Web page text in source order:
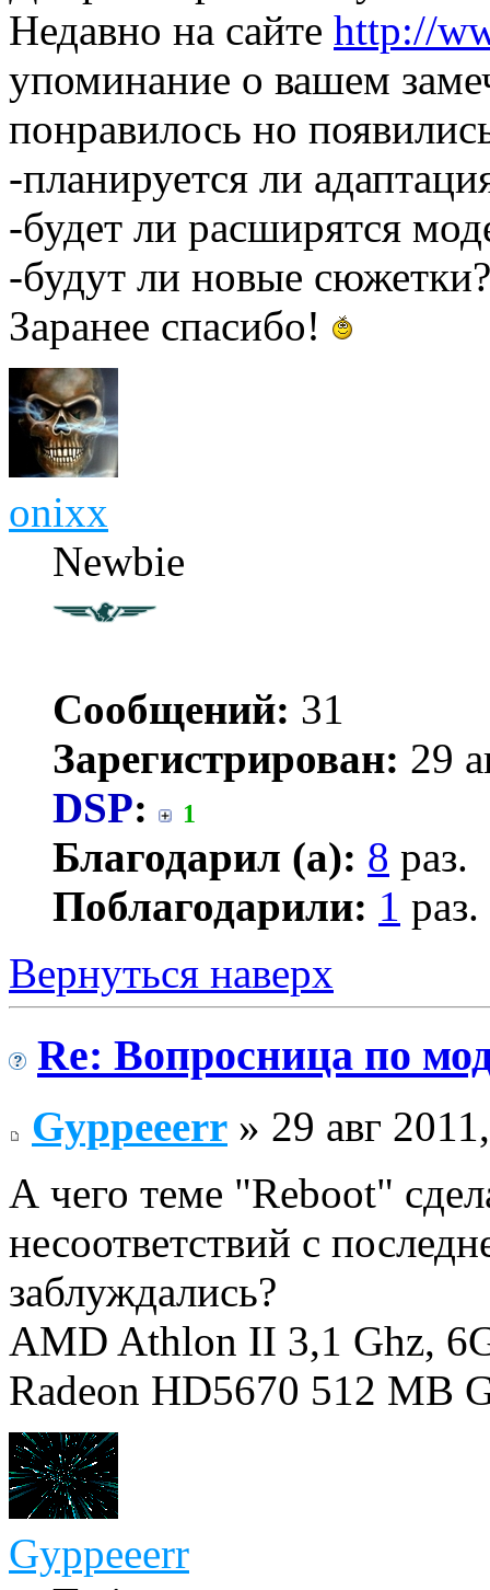
Недавно на сайте http://
упоминание о вашем
понравилось но
-планируется ли
-будет ли расширятся
-будут ли новые сюжетки?
Заранее спасибо!
onixx
Newbie
Сообщений: 31
Зарегистрирован: 29
DSP: 1
Благодарил (а): 8 раз.
Поблагодарили: 1 раз.
Вернуться наверх
Re: Вопросница по
Gyppeeerr » 29 авг
А чего теме "Reboot"
несоответствий с
заблуждались?
AMD Athlon II 3,1 Ghz,
Radeon HD5670 512 MB
Gyppeeerr